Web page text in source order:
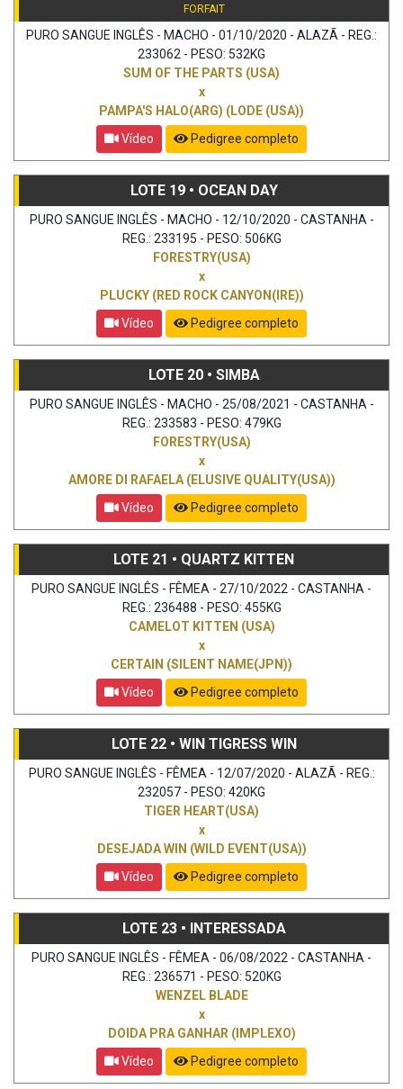
FORFAIT
PURO SANGUE INGLÊS - MACHO - 01/10/2020 - ALAZÃ - REG.:
233062 - PESO: 532KG
SUM OF THE PARTS (USA)
x
PAMPA'S HALO(ARG) (LODE (USA))
Vídeo
Pedigree completo
LOTE 19 • OCEAN DAY
PURO SANGUE INGLÊS - MACHO - 12/10/2020 - CASTANHA -
REG.: 233195 - PESO: 506KG
FORESTRY(USA)
x
PLUCKY (RED ROCK CANYON(IRE))
Vídeo
Pedigree completo
LOTE 20 • SIMBA
PURO SANGUE INGLÊS - MACHO - 25/08/2021 - CASTANHA -
REG.: 233583 - PESO: 479KG
FORESTRY(USA)
x
AMORE DI RAFAELA (ELUSIVE QUALITY(USA))
Vídeo
Pedigree completo
LOTE 21 • QUARTZ KITTEN
PURO SANGUE INGLÊS - FÊMEA - 27/10/2022 - CASTANHA -
REG.: 236488 - PESO: 455KG
CAMELOT KITTEN (USA)
x
CERTAIN (SILENT NAME(JPN))
Vídeo
Pedigree completo
LOTE 22 • WIN TIGRESS WIN
PURO SANGUE INGLÊS - FÊMEA - 12/07/2020 - ALAZÃ - REG.:
232057 - PESO: 420KG
TIGER HEART(USA)
x
DESEJADA WIN (WILD EVENT(USA))
Vídeo
Pedigree completo
LOTE 23 • INTERESSADA
PURO SANGUE INGLÊS - FÊMEA - 06/08/2022 - CASTANHA -
REG.: 236571 - PESO: 520KG
WENZEL BLADE
x
DOIDA PRA GANHAR (IMPLEXO)
Vídeo
Pedigree completo